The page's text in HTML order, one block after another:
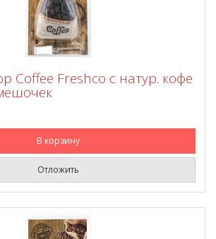
Coffee Freshco с натур. кофе
В корзину
Отложить